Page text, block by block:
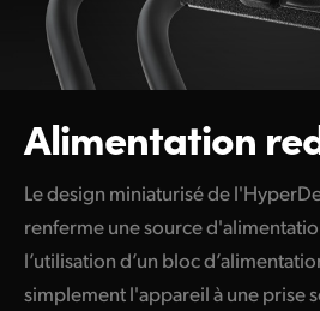
Alimentation
Le design miniaturisé de
renferme une source
l’utilisation d’un bloc
simplement l'appareil à une prise